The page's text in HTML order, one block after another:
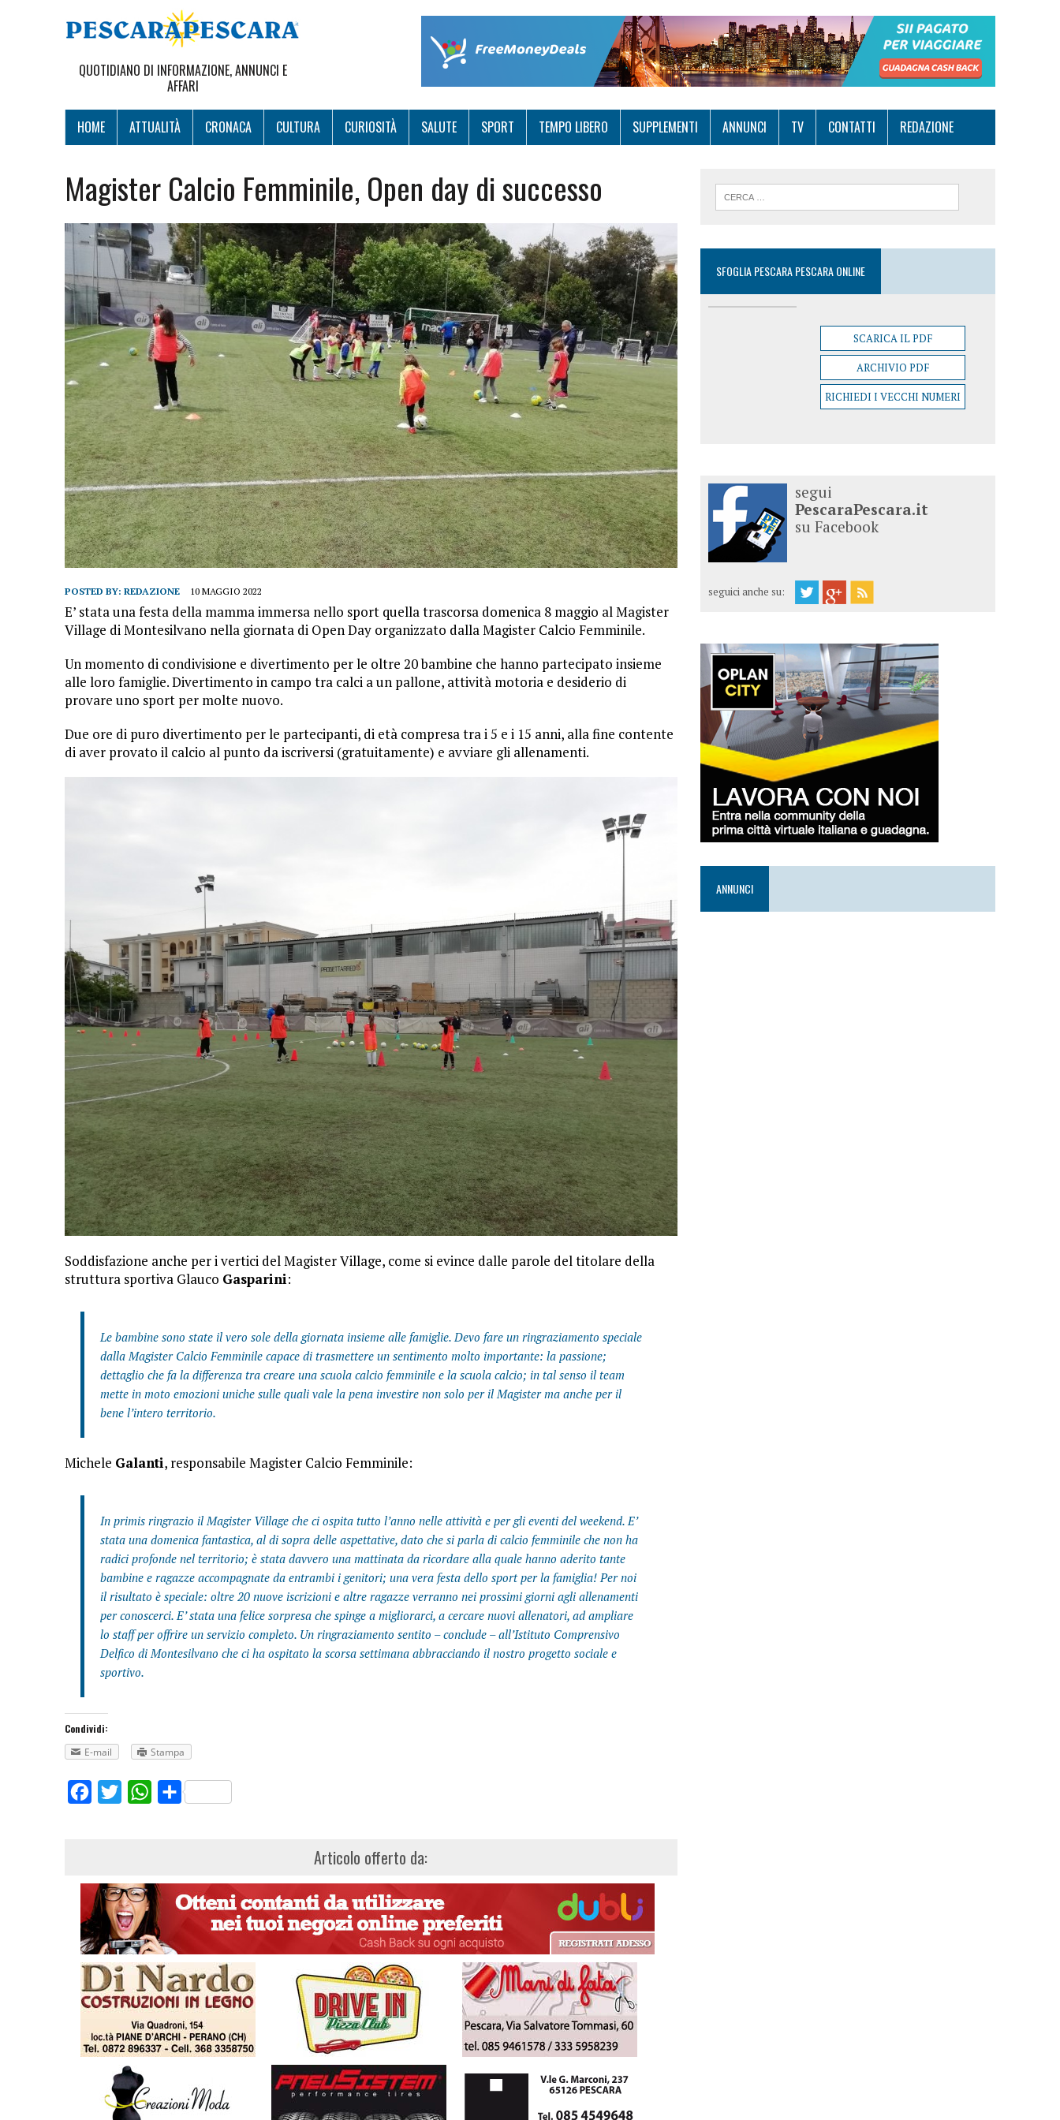
QUOTIDIANO DI INFORMAZIONE, ANNUNCI E
AFFARI
HOME ATTUALITÀ CRONACA CULTURA CURIOSITÀ SALUTE SPORT TEMPO LIBERO SUPPLEMENTI ANNUNCI TV CONTATTI REDAZIONE
Magister Calcio Femminile, Open day di successo
POSTED BY: REDAZIONE 10 MAGGIO 2022
E’ stata una festa della mamma immersa nello sport quella trascorsa domenica 8 maggio al Magister
Village di Montesilvano nella giornata di Open Day organizzato dalla Magister Calcio Femminile.
Un momento di condivisione e divertimento per le oltre 20 bambine che hanno partecipato insieme
alle loro famiglie. Divertimento in campo tra calci a un pallone, attività motoria e desiderio di
provare uno sport per molte nuovo.
Due ore di puro divertimento per le partecipanti, di età compresa tra i 5 e i 15 anni, alla fine contente
di aver provato il calcio al punto da iscriversi (gratuitamente) e avviare gli allenamenti.
Soddisfazione anche per i vertici del Magister Village, come si evince dalle parole del titolare della
struttura sportiva Glauco Gasparini:
Le bambine sono state il vero sole della giornata insieme alle famiglie. Devo fare un ringraziamento speciale
dalla Magister Calcio Femminile capace di trasmettere un sentimento molto importante: la passione;
dettaglio che fa la differenza tra creare una scuola calcio femminile e la scuola calcio; in tal senso il team
mette in moto emozioni uniche sulle quali vale la pena investire non solo per il Magister ma anche per il
bene l’intero territorio.
Michele Galanti, responsabile Magister Calcio Femminile:
In primis ringrazio il Magister Village che ci ospita tutto l’anno nelle attività e per gli eventi del weekend. E’
stata una domenica fantastica, al di sopra delle aspettative, dato che si parla di calcio femminile che non ha
radici profonde nel territorio; è stata davvero una mattinata da ricordare alla quale hanno aderito tante
bambine e ragazze accompagnate da entrambi i genitori; una vera festa dello sport per la famiglia! Per noi
il risultato è speciale: oltre 20 nuove iscrizioni e altre ragazze verranno nei prossimi giorni agli allenamenti
per conoscerci. E’ stata una felice sorpresa che spinge a migliorarci, a cercare nuovi allenatori, ad ampliare
lo staff per offrire un servizio completo. Un ringraziamento sentito – conclude – all’Istituto Comprensivo
Delfico di Montesilvano che ci ha ospitato la scorsa settimana abbracciando il nostro progetto sociale e
sportivo.
Condividi:
E-mail
Stampa
FacebookTwitterWhatsApp
Share
Articolo offerto da:
SFOGLIA PESCARA PESCARA ONLINE
SCARICA IL PDF
ARCHIVIO PDF
RICHIEDI I VECCHI NUMERI
segui
PescaraPescara.it
su Facebook
seguici anche su:
ANNUNCI